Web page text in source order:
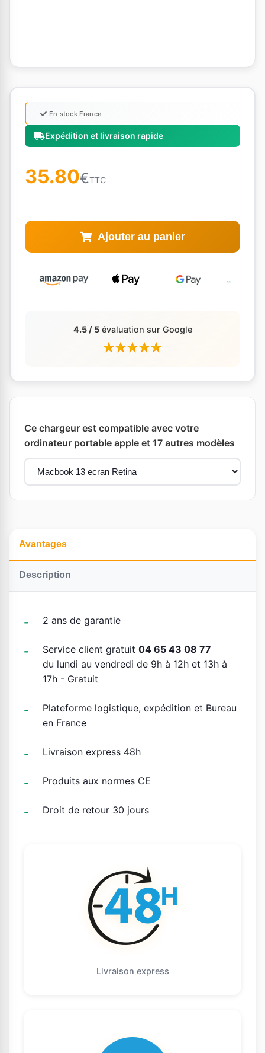
Expédition et livraison rapide
En stock France
35.80€TTC
Ajouter au panier
4.5 / 5évaluation sur Google
Ce chargeur est compatible avec votre
ordinateur portable apple et 17 autres modèles
Avantages
Description
2 ans de garantie
Service client gratuit 04 65 43 08 77
du lundi au vendredi de 9h à 12h et 13h à
17h - Gratuit
Plateforme logistique, expédition et Bureau
en France
Livraison express 48h
Produits aux normes CE
Droit de retour 30 jours
Livraison express